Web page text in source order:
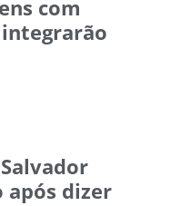
com
após dizer